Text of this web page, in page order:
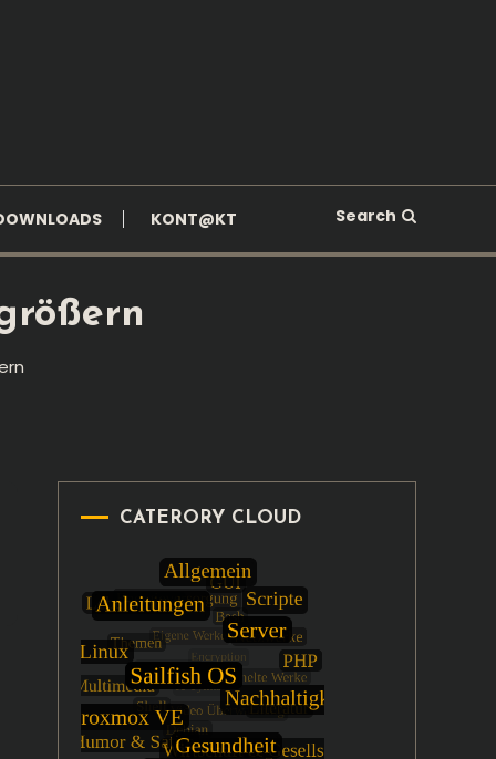
KONT@KT Search
CATERORY CLOUD